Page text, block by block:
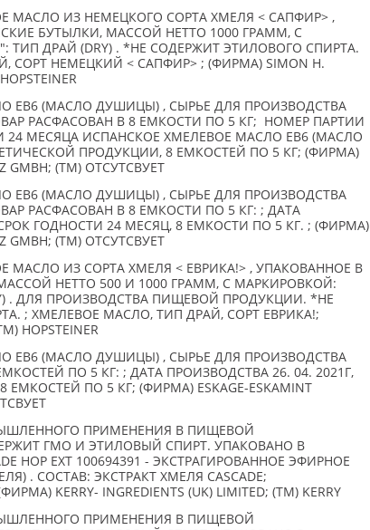
МАСЛО ИЗ НЕМЕЦКОГО СОРТА ХМЕЛЯ < САПФИР> ,
БУТЫЛКИ, МАССОЙ НЕТТО 1000 ГРАММ, С
ТИП ДРАЙ (DRY) . *НЕ СОДЕРЖИТ ЭТИЛОВОГО СПИРТА.
СОРТ НЕМЕЦКИЙ < САПФИР> ; (ФИРМА) SIMON H.
EB6 (МАСЛО ДУШИЦЫ) , СЫРЬЕ ДЛЯ ПРОИЗВОДСТВА
РАСФАСОВАН В 8 ЕМКОСТИ ПО 5 КГ; НОМЕР ПАРТИИ
24 МЕСЯЦА ИСПАНСКОЕ ХМЕЛЕВОЕ МАСЛО EB6 (МАСЛО
ПРОДУКЦИИ, 8 ЕМКОСТЕЙ ПО 5 КГ; (ФИРМА)
GMBH; (TM) ОТСУТСВУЕТ
EB6 (МАСЛО ДУШИЦЫ) , СЫРЬЕ ДЛЯ ПРОИЗВОДСТВА
РАСФАСОВАН В 8 ЕМКОСТИ ПО 5 КГ: ; ДАТА
ГОДНОСТИ 24 МЕСЯЦ, 8 ЕМКОСТИ ПО 5 КГ. ; (ФИРМА)
GMBH; (TM) ОТСУТСВУЕТ
МАСЛО ИЗ СОРТА ХМЕЛЯ < ЕВРИКА!> , УПАКОВАННОЕ В
НЕТТО 500 И 1000 ГРАММ, С МАРКИРОВКОЙ:
. ДЛЯ ПРОИЗВОДСТВА ПИЩЕВОЙ ПРОДУКЦИИ. *НЕ
; ХМЕЛЕВОЕ МАСЛО, ТИП ДРАЙ, СОРТ ЕВРИКА!;
HOPSTEINER
EB6 (МАСЛО ДУШИЦЫ) , СЫРЬЕ ДЛЯ ПРОИЗВОДСТВА
ПО 5 КГ: ; ДАТА ПРОИЗВОДСТВА 26. 04. 2021Г,
ПО 5 КГ; (ФИРМА) ESKAGE-ESKAMINT
ПРИМЕНЕНИЯ В ПИЩЕВОЙ
ГМО И ЭТИЛОВЫЙ СПИРТ. УПАКОВАНО В
HOP EXT 100694391 - ЭКСТРАГИРОВАННОЕ ЭФИРНОЕ
. СОСТАВ: ЭКСТРАКТ ХМЕЛЯ CASCADE;
KERRY- INGREDIENTS (UK) LIMITED; (TM) KERRY
ПРИМЕНЕНИЯ В ПИЩЕВОЙ